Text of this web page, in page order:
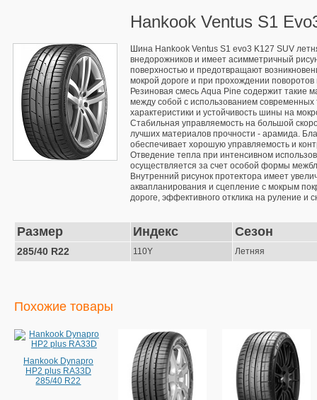
Hankook Ventus S1
Шина Hankook Ventus S1 evo3 K127 SUV
внедорожников и имеет асимметричный
поверхностью и предотвращают
мокрой дороге и при прохождении
Резиновая смесь Aqua Pine содержит такие
между собой с использованием современных
характеристики и устойчивость шины на
Стабильная управляемость на большой
лучших материалов прочности - арамида.
обеспечивает хорошую управляемость и
Отведение тепла при интенсивном
осуществляется за счет особой формы
Внутренний рисунок протектора имеет
аквапланирования и сцепление с мокрым
дороге, эффективного отклика на руление и
Размер Индекс Сезон
285/40 R22 110Y Летняя
Похожие товары
Hankook Dynapro
HP2 plus RA33D
285/40 R22